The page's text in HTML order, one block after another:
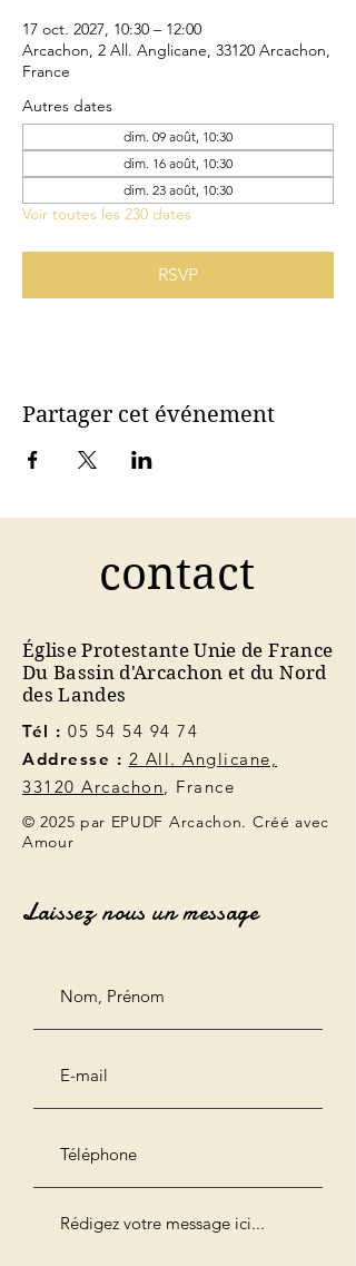
17 oct. 2027, 10:30 – 12:00
Arcachon, 2 All. Anglicane, 33120 Arcachon,
France
Autres dates
dim. 09 août, 10:30
dim. 16 août, 10:30
dim. 23 août, 10:30
Voir toutes les 230 dates
RSVP
Partager cet événement
contact
Église Protestante Unie de France
Du Bassin d'Arcachon et du Nord
des Landes
Tél : 05 54 54 94 74
Addresse : 2 All. Anglicane,
33120 Arcachon, France
© 2025 par EPUDF Arcachon. Créé avec
Amour
Laissez nous un message